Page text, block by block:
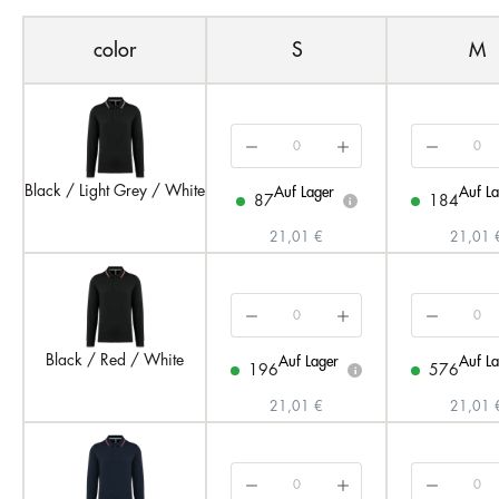
color S M
Black / Light Grey / White
87
Auf Lager
i
21,01 €
184
Auf
21,01
Black / Red / White
196
Auf Lager
i
21,01 €
576
Auf
21,01